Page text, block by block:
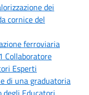
dei
cornice del
ferroviaria
Collaboratore
Esperti
di una graduatoria